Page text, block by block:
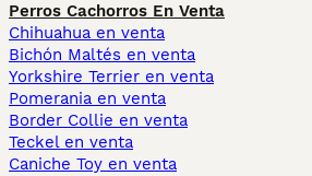
Perros Cachorros En Venta
Chihuahua en venta
Bichón Maltés en venta
Yorkshire Terrier en venta
Pomerania en venta
Border Collie en venta
Teckel en venta
Caniche Toy en venta